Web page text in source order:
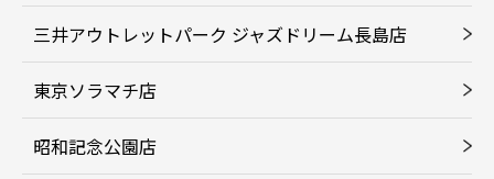
三井アウトレットパーク ジャズドリーム長島店
東京ソラマチ店
昭和記念公園店